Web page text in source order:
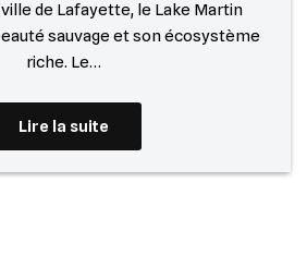
de Lafayette, le Lake Martin
sauvage et son écosystème
riche. Le…
Lire la suite